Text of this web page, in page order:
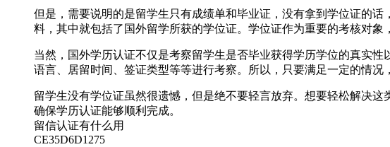
但是，需要说明的是留学生只有成绩单和毕业证，没有拿到学位证的
料，其中就包括了国外留学所获的学位证。学位证作为重要的考核对象
当然，国外学历认证不仅是考察留学生是否毕业获得学历学位的真实
语言、居留时间、签证类型等等进行考察。所以，只要满足一定的情
留学生没有学位证虽然很遗憾，但是绝不要轻言放弃。想要轻松解决这
确保学历认证能够顺利完成。
留信认证有什么用
CE35D6D1275